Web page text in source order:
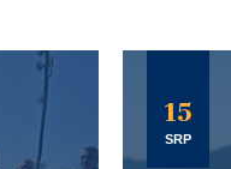
15
SRP